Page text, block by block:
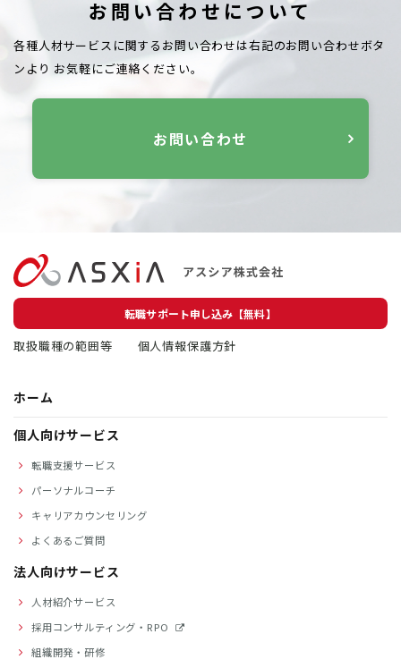
お問い合わせについて
各種人材サービスに関するお問い合わせは右記のお問い合わせボタ
ンより お気軽にご連絡ください。
お問い合わせ
転職サポート申し込み【無料】
取扱職種の範囲等 個人情報保護方針
ホーム
個人向けサービス
転職支援サービス
パーソナルコーチ
キャリアカウンセリング
よくあるご質問
法人向けサービス
人材紹介サービス
採用コンサルティング・RPO
組織開発・研修